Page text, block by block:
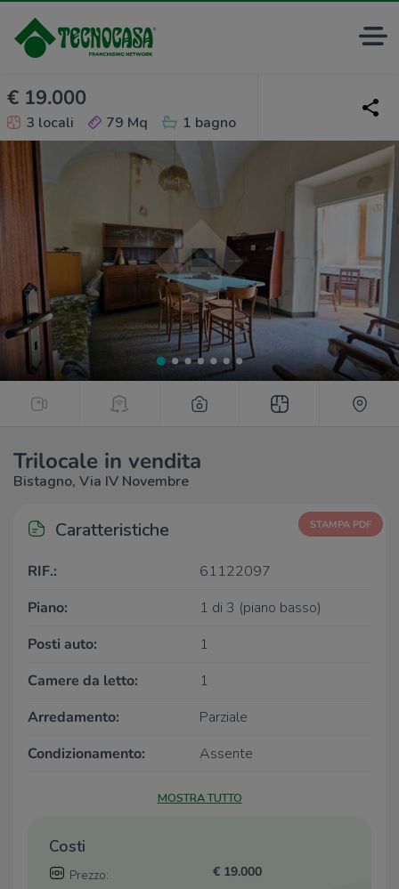
€ 19.000
3 locali 79 Mq 1 bagno
Trilocale in vendita
Bistagno, Via IV Novembre
Caratteristiche STAMPA PDF
RIF.:
61122097
Piano:
1 di 3 (piano basso)
Posti auto:
1
Camere da letto:
1
Arredamento:
Parziale
Condizionamento:
Assente
MOSTRA TUTTO
Costi
Prezzo:
€ 19.000